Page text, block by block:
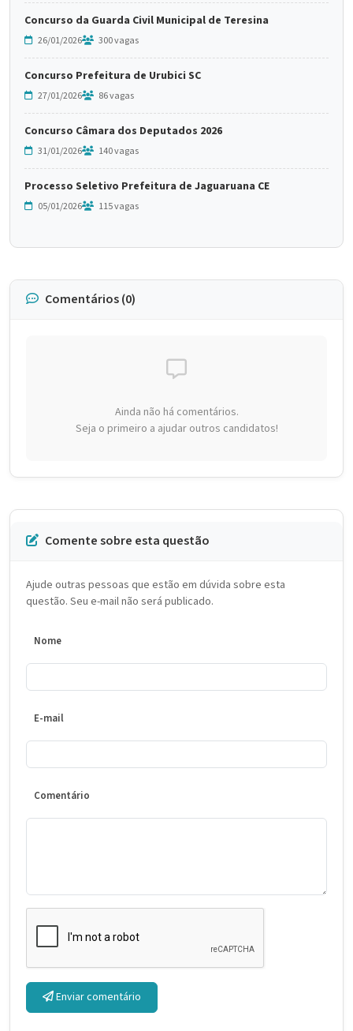
Concurso da Guarda Civil Municipal de Teresina
26/01/2026 300 vagas
Concurso Prefeitura de Urubici SC
27/01/2026 86 vagas
Concurso Câmara dos Deputados 2026
31/01/2026 140 vagas
Processo Seletivo Prefeitura de Jaguaruana CE
05/01/2026 115 vagas
Comentários (0)
Ainda não há comentários.
Seja o primeiro a ajudar outros candidatos!
Comente sobre esta questão
Ajude outras pessoas que estão em dúvida sobre esta
questão. Seu e-mail não será publicado.
Nome
E-mail
Comentário
Enviar comentário